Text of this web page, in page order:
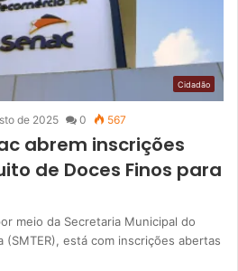
Cidadão
de 2025 0 567
abrem inscrições
de Doces Finos para
meio da Secretaria Municipal do
(SMTER), está com inscrições abertas